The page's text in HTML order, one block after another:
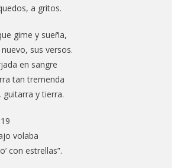
a gritos.
gime y sueña,
sus versos.
en sangre
tan tremenda
y tierra.
volaba
con estrellas”.